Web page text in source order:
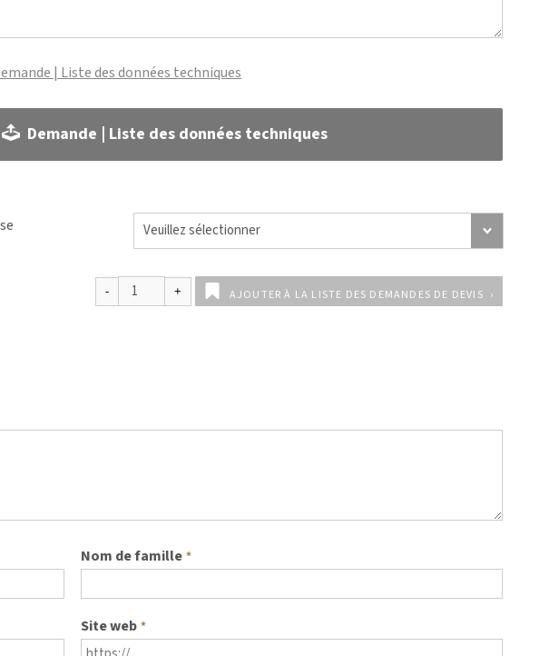
| Liste des données techniques
Demande | Liste des données techniques
AJOUTER À LA LISTE DES DEMANDES DE DEVIS
Nom de famille *
Site web *